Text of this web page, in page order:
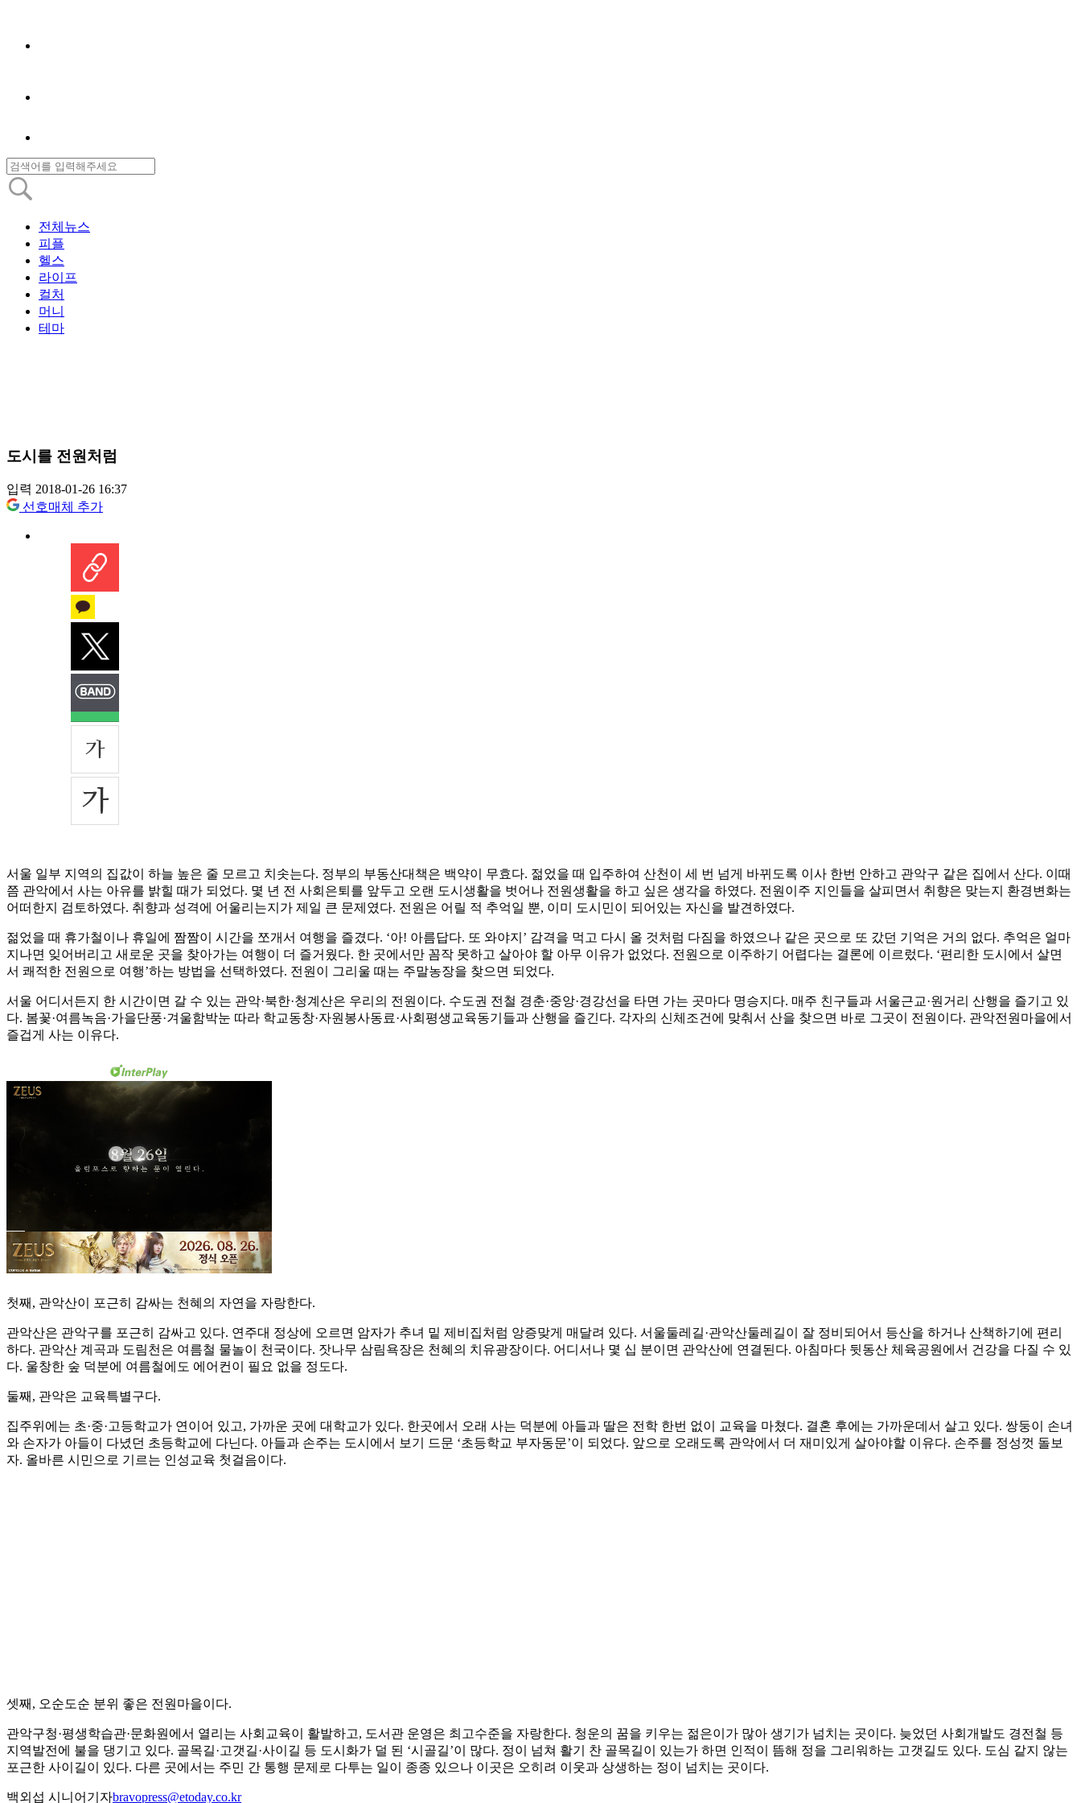
전체뉴스
피플
헬스
라이프
컬처
머니
테마
도시를 전원처럼
입력 2018-01-26 16:37
선호매체 추가
서울 일부 지역의 집값이 하늘 높은 줄 모르고 치솟는다. 정부의 부동산대책은 백약이 무효다. 젊었을 때 입주하여 산천이 세 번 넘게 바뀌도록 이사 한번 안하고 관악구 같은 집에서 산다. 이때
쯤 관악에서 사는 아유를 밝힐 때가 되었다. 몇 년 전 사회은퇴를 앞두고 오랜 도시생활을 벗어나 전원생활을 하고 싶은 생각을 하였다. 전원이주 지인들을 살피면서 취향은 맞는지 환경변화는
어떠한지 검토하였다. 취향과 성격에 어울리는지가 제일 큰 문제였다. 전원은 어릴 적 추억일 뿐, 이미 도시민이 되어있는 자신을 발견하였다.
젊었을 때 휴가철이나 휴일에 짬짬이 시간을 쪼개서 여행을 즐겼다. ‘아! 아름답다. 또 와야지’ 감격을 먹고 다시 올 것처럼 다짐을 하였으나 같은 곳으로 또 갔던 기억은 거의 없다. 추억은 얼마
지나면 잊어버리고 새로운 곳을 찾아가는 여행이 더 즐거웠다. 한 곳에서만 꼼작 못하고 살아야 할 아무 이유가 없었다. 전원으로 이주하기 어렵다는 결론에 이르렀다. ‘편리한 도시에서 살면
서 쾌적한 전원으로 여행’하는 방법을 선택하였다. 전원이 그리울 때는 주말농장을 찾으면 되었다.
서울 어디서든지 한 시간이면 갈 수 있는 관악·북한·청계산은 우리의 전원이다. 수도권 전철 경춘·중앙·경강선을 타면 가는 곳마다 명승지다. 매주 친구들과 서울근교·원거리 산행을 즐기고 있
다. 봄꽃·여름녹음·가을단풍·겨울함박눈 따라 학교동창·자원봉사동료·사회평생교육동기들과 산행을 즐긴다. 각자의 신체조건에 맞춰서 산을 찾으면 바로 그곳이 전원이다. 관악전원마을에서
즐겁게 사는 이유다.
첫째, 관악산이 포근히 감싸는 천혜의 자연을 자랑한다.
관악산은 관악구를 포근히 감싸고 있다. 연주대 정상에 오르면 암자가 추녀 밑 제비집처럼 앙증맞게 매달려 있다. 서울둘레길·관악산둘레길이 잘 정비되어서 등산을 하거나 산책하기에 편리
하다. 관악산 계곡과 도림천은 여름철 물놀이 천국이다. 잣나무 삼림욕장은 천혜의 치유광장이다. 어디서나 몇 십 분이면 관악산에 연결된다. 아침마다 뒷동산 체육공원에서 건강을 다질 수 있
다. 울창한 숲 덕분에 여름철에도 에어컨이 필요 없을 정도다.
둘째, 관악은 교육특별구다.
집주위에는 초·중·고등학교가 연이어 있고, 가까운 곳에 대학교가 있다. 한곳에서 오래 사는 덕분에 아들과 딸은 전학 한번 없이 교육을 마쳤다. 결혼 후에는 가까운데서 살고 있다. 쌍둥이 손녀
와 손자가 아들이 다녔던 초등학교에 다닌다. 아들과 손주는 도시에서 보기 드문 ‘초등학교 부자동문’이 되었다. 앞으로 오래도록 관악에서 더 재미있게 살아야할 이유다. 손주를 정성껏 돌보
자. 올바른 시민으로 기르는 인성교육 첫걸음이다.
셋째, 오순도순 분위 좋은 전원마을이다.
관악구청·평생학습관·문화원에서 열리는 사회교육이 활발하고, 도서관 운영은 최고수준을 자랑한다. 청운의 꿈을 키우는 젊은이가 많아 생기가 넘치는 곳이다. 늦었던 사회개발도 경전철 등
지역발전에 불을 댕기고 있다. 골목길·고갯길·사이길 등 도시화가 덜 된 ‘시골길’이 많다. 정이 넘쳐 활기 찬 골목길이 있는가 하면 인적이 뜸해 정을 그리워하는 고갯길도 있다. 도심 같지 않는
포근한 사이길이 있다. 다른 곳에서는 주민 간 통행 문제로 다투는 일이 종종 있으나 이곳은 오히려 이웃과 상생하는 정이 넘치는 곳이다.
백외섭 시니어기자bravopress@etoday.co.kr